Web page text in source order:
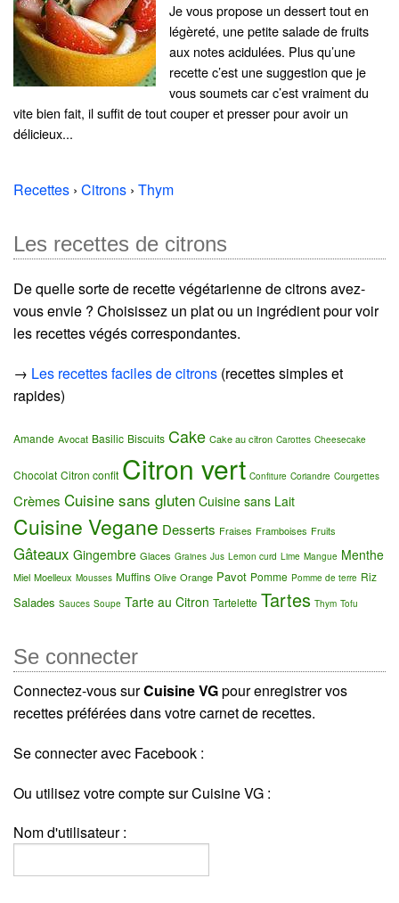
Je vous propose un dessert tout en
légèreté, une petite salade de fruits
aux notes acidulées. Plus qu’une
recette c’est une suggestion que je
vous soumets car c’est vraiment du
vite bien fait, il suffit de tout couper et presser pour avoir un
délicieux...
Recettes › Citrons › Thym
Les recettes de citrons
De quelle sorte de recette végétarienne de citrons avez-
vous envie ? Choisissez un plat ou un ingrédient pour voir
les recettes végés correspondantes.
→ Les recettes faciles de citrons (recettes simples et
rapides)
Amande Avocat Basilic Biscuits Cake Cake au citron Carottes Cheesecake
Chocolat Citron confit Citron vert Confiture Coriandre Courgettes
Crèmes Cuisine sans gluten Cuisine sans Lait
Cuisine Vegane Desserts Fraises Framboises Fruits
Gâteaux Gingembre Glaces Graines Jus Lemon curd Lime Mangue Menthe
Miel Moelleux Mousses Muffins Olive Orange Pavot Pomme Pomme de terre Riz
Salades Sauces Soupe Tarte au Citron Tartelette Tartes Thym Tofu
Se connecter
Connectez-vous surCuisine VGpour enregistrer vos
recettes préférées dans votre carnet de recettes.
Se connecter avec Facebook :
Ou utilisez votre compte sur Cuisine VG :
Nom d'utilisateur :